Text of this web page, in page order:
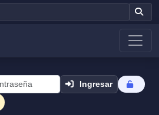
Ingresar